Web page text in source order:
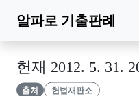
알파로 기출판례
헌재 2012. 5. 31.
출처 헌법재판소